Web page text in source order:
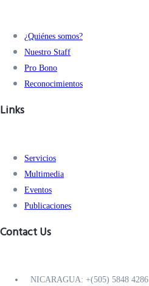
¿Quiénes somos?
Nuestro Staff
Pro Bono
Reconocimientos
Links
Servicios
Multimedia
Eventos
Publicaciones
Contact Us
NICARAGUA: +(505) 5848 4286